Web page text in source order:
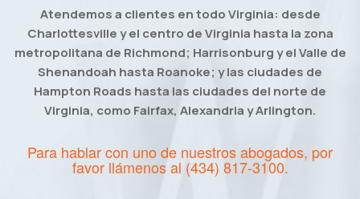
Atendemos a clientes en todo Virginia: desde
Charlottesville y el centro de Virginia hasta la zona
metropolitana de Richmond; Harrisonburg y el Valle de
Shenandoah hasta Roanoke; y las ciudades de
Hampton Roads hasta las ciudades del norte de
Virginia, como Fairfax, Alexandria y Arlington.
Para hablar con uno de nuestros abogados, por
favor llámenos al (434) 817-3100.